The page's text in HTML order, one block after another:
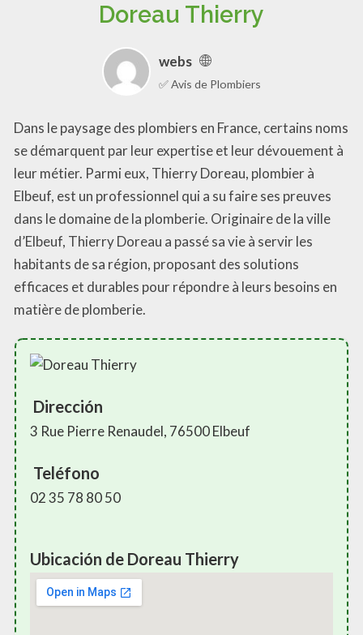
Doreau Thierry
webs
✅ Avis de Plombiers
Dans le paysage des plombiers en France, certains noms
se démarquent par leur expertise et leur dévouement à
leur métier. Parmi eux, Thierry Doreau, plombier à
Elbeuf, est un professionnel qui a su faire ses preuves
dans le domaine de la plomberie. Originaire de la ville
d’Elbeuf, Thierry Doreau a passé sa vie à servir les
habitants de sa région, proposant des solutions
efficaces et durables pour répondre à leurs besoins en
matière de plomberie.
Dirección
3 Rue Pierre Renaudel, 76500 Elbeuf
Teléfono
02 35 78 80 50
Ubicación de Doreau Thierry